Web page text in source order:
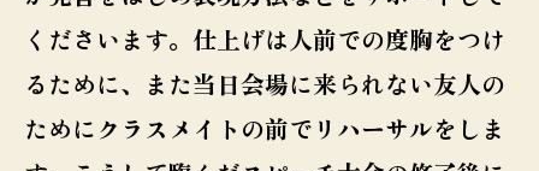
くださいます。仕上げは人前での度胸をつけ
るために、また当日会場に来られない友人の
ためにクラスメイトの前でリハーサルをしま